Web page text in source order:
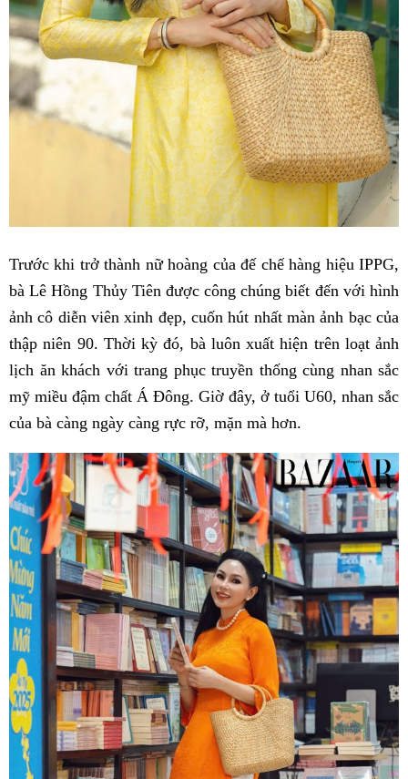
Trước khi trở thành nữ hoàng của đế chế hàng hiệu IPPG,
bà Lê Hồng Thủy Tiên được công chúng biết đến với hình
ảnh cô diễn viên xinh đẹp, cuốn hút nhất màn ảnh bạc của
thập niên 90. Thời kỳ đó, bà luôn xuất hiện trên loạt ảnh
lịch ăn khách với trang phục truyền thống cùng nhan sắc
mỹ miều đậm chất Á Đông. Giờ đây, ở tuổi U60, nhan sắc
của bà càng ngày càng rực rỡ, mặn mà hơn.